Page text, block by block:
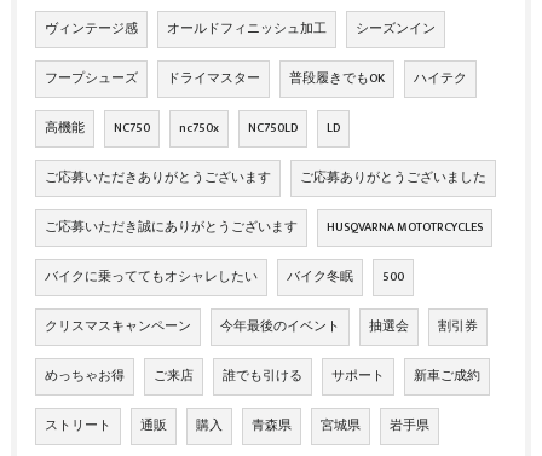
ヴィンテージ感 オールドフィニッシュ加工 シーズンイン
フープシューズ ドライマスター 普段履きでもOK ハイテク
高機能 NC750 nc750x NC750LD LD
ご応募いただきありがとうございます ご応募ありがとうございました
ご応募いただき誠にありがとうございます HUSQVARNA MOTOTRCYCLES
バイクに乗っててもオシャレしたい バイク冬眠 500
クリスマスキャンペーン 今年最後のイベント 抽選会 割引券
めっちゃお得 ご来店 誰でも引ける サポート 新車ご成約
ストリート 通販 購入 青森県 宮城県 岩手県